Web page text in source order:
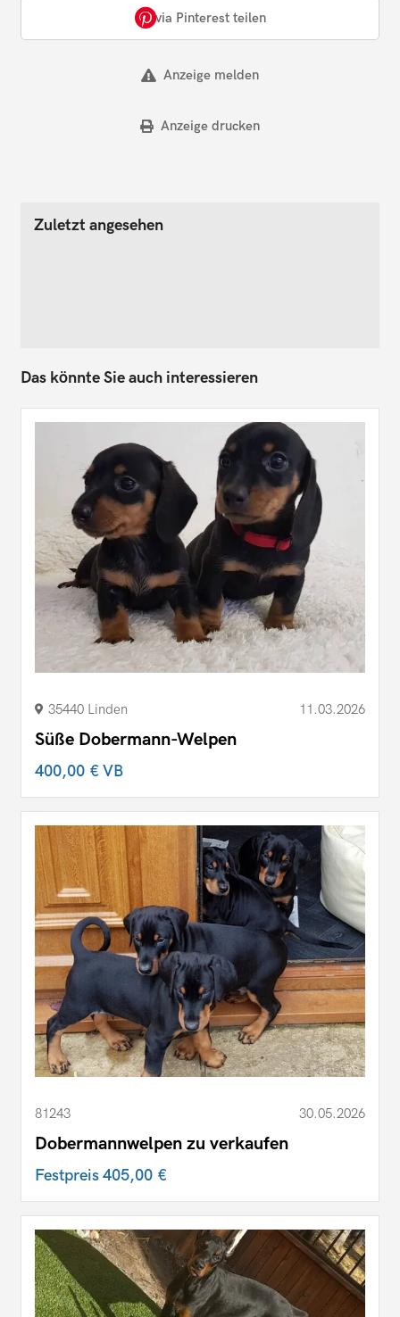
via Pinterest teilen
Anzeige melden
Anzeige drucken
Zuletzt angesehen
Das könnte Sie auch interessieren
35440 Linden 11.03.2026
Süße Dobermann-Welpen
400,00 €VB
81243 30.05.2026
Dobermannwelpen zu verkaufen
Festpreis405,00 €